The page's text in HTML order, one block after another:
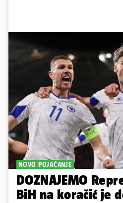
NOVO POJAČANJE
DOZNAJEMO
BiH na koračić je